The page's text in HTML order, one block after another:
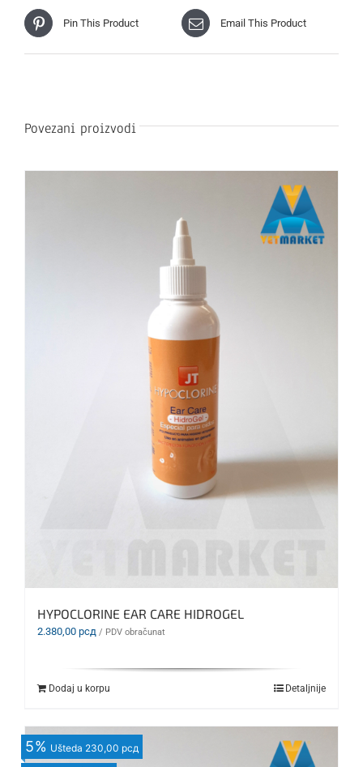
Pin This Product Email This Product
Povezani proizvodi
HYPOCLORINE EAR CARE HIDROGEL
2.380,00 рсд / PDV obračunat
Dodaj u korpu Detaljnije
5% Ušteda 230,00 рсд